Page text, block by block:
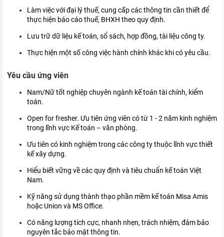
Làm việc với đại lý thuế, cung cấp các thông tin cần thiết để
thực hiện báo cáo thuế, BHXH theo quy định.
Lưu trữ dữ liệu kế toán, sổ sách, hợp đồng, tài liệu công ty.
Thực hiện một số công việc hành chính khác khi có yêu cầu.
Yêu cầu ứng viên
Nam/Nữ tốt nghiệp chuyên ngành kế toán tài chính, kiểm
toán.
Open for fresher. Ưu tiên ứng viên có từ 1 - 2 năm kinh nghiệm
trong lĩnh vực Kế toán – văn phòng.
Ưu tiên có kinh nghiệm trong các công ty thuộc lĩnh vực thiết
kế xây dựng.
Hiểu biết vững về các quy định và tiêu chuẩn kế toán Việt
Nam.
Kỹ năng sử dụng thành thạo phần mềm kế toán Misa Amis
hoặc Union và MS Office.
Có năng lượng tích cực, nhanh nhẹn, trách nhiệm, đảm bảo
nguyên tắc bảo mật thông tin.